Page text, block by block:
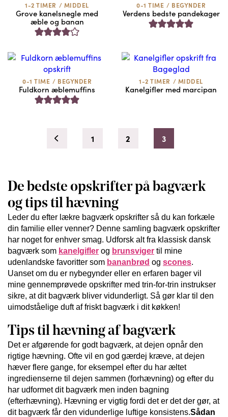
1-2 TIMER / MIDDEL
Grove kanelsnegle med
æble og banan
0-1 TIME / BEGYNDER
Verdens bedste pandekager
0-1 TIME / BEGYNDER
Fuldkorn æblemuffins
1-2 TIMER / MIDDEL
Kanelgifler med marcipan
1 2 3
De bedste opskrifter på bagværk
og tips til hævning
Leder du efter lækre bagværk opskrifter så du kan forkæle
din familie eller venner? Denne samling bagværk opskrifter
har noget for enhver smag. Udforsk alt fra klassisk dansk
bagværk som kanelgifler og brunsviger til mine
udenlandske favoritter som bananbrød og scones.
Uanset om du er nybegynder eller en erfaren bager vil
mine gennemprøvede opskrifter med trin-for-trin instrukser
sikre, at dit bagværk bliver vidunderligt. Så gør klar til den
uimodståelige duft af friskt bagværk i dit køkken!
Tips til hævning af bagværk
Det er afgørende for godt bagværk, at dejen opnår den
rigtige hævning. Ofte vil en god gærdej kræve, at dejen
hæver flere gange, for eksempel efter du har æltet
ingredienserne til dejen sammen (forhævning) og efter du
har udformet dit bagværk men inden bagning
(efterhævning). Hævning er vigtig fordi det er det der gør, at
dit bagværk får den vidunderlige luftige konsistens.Sådan